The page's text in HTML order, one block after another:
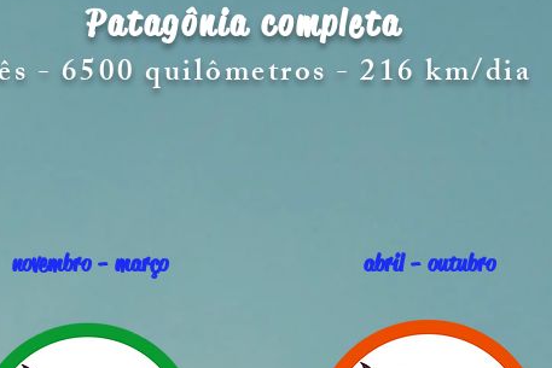
Patagônia completa
- 6500 quilômetros - 216 km/dia
novembro - março abril - outubro